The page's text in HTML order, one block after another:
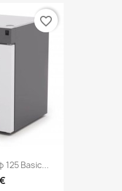
Basic...
favorite_border